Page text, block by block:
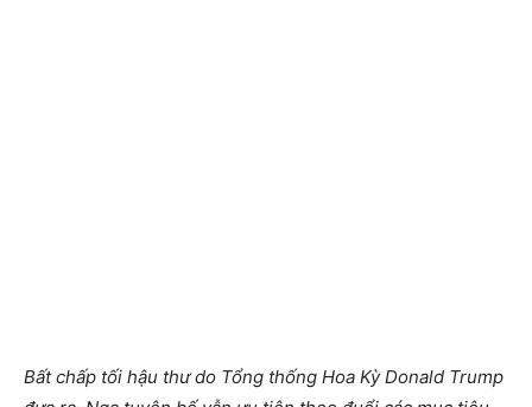
Bất chấp tối hậu thư do Tổng thống Hoa Kỳ Donald Trump